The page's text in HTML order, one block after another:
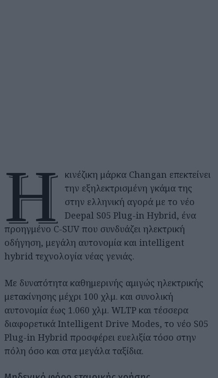
Η
κινέζικη μάρκα Changan επεκτείνει
την εξηλεκτρισμένη γκάμα της
στην ελληνική αγορά με το νέο
Deepal S05 Plug-in Hybrid, ένα
προηγμένο C-SUV που συνδυάζει ηλεκτρική
οδήγηση, μεγάλη αυτονομία και intelligent
hybrid τεχνολογία νέας γενιάς.
Με δυνατότητα καθημερινής αμιγώς ηλεκτρικής
μετακίνησης μέχρι 100 χλμ. και συνολική
αυτονομία έως 1.060 χλμ. WLTP και τέσσερα
διαφορετικά Intelligent Drive Modes, το νέο S05
Plug-in Hybrid προσφέρει ευελιξία τόσο στην
πόλη όσο και στα μεγάλα ταξίδια.